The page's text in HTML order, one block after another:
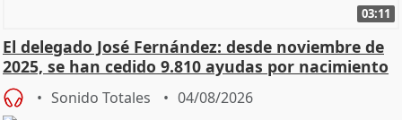
03:11
El delegado José Fernández: desde noviembre de
2025, se han cedido 9.810 ayudas por nacimiento
Sonido Totales 04/08/2026